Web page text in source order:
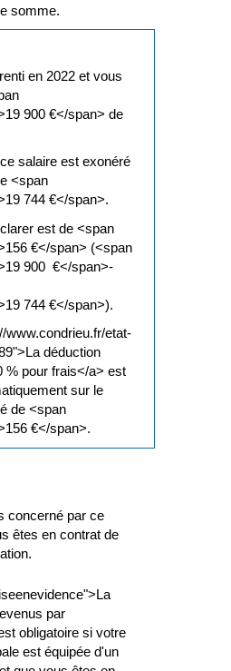
somme.
en 2022 et vous
900 €</span> de
salaire est exonéré
<span
744 €</span>.
est de <span
€</span> (<span
900 €</span>-
744 €</span>).
www.condrieu.fr/etat-
déduction
% pour frais</a> est
sur le
de <span
€</span>.
concerné par ce
êtes en contrat de
par
obligatoire si votre
est équipée d'un